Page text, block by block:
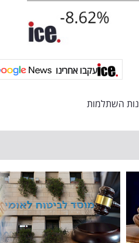
עקבו אחרינו
השתלמות